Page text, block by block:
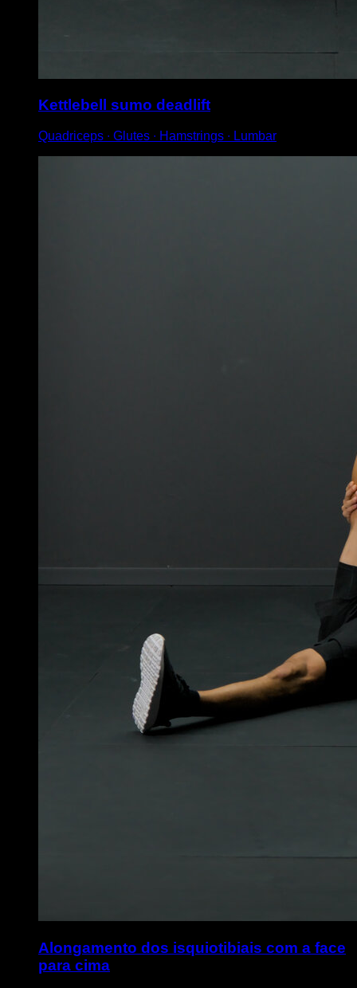
Kettlebell sumo deadlift
Quadriceps ∙ Glutes ∙ Hamstrings ∙ Lumbar
Alongamento dos isquiotibiais com a face
para cima